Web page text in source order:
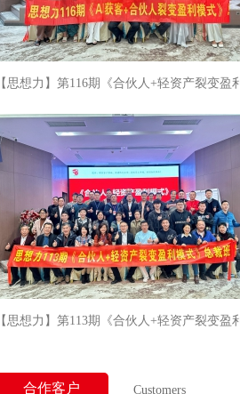
【思想力】第116期《合伙人+轻资产裂变盈
式》圆满落幕
【思想力】第113期《合伙人+轻资产裂变盈
合作客户 Customers